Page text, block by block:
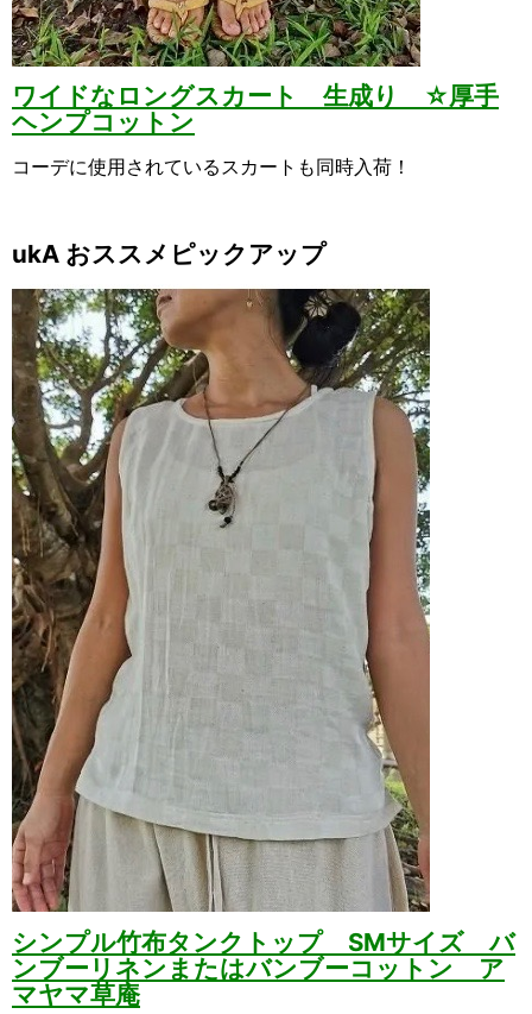
ワイドなロングスカート 生成り ☆厚手
ヘンプコットン
コーデに使用されているスカートも同時入荷！
ukA おススメピックアップ
シンプル竹布タンクトップ SMサイズ バ
ンブーリネンまたはバンブーコットン ア
マヤマ草庵